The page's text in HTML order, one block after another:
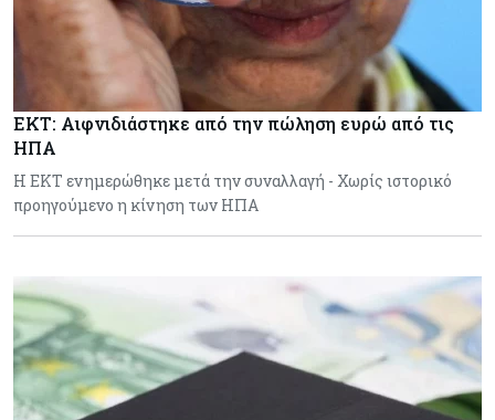
ΕΚΤ: Αιφνιδιάστηκε από την πώληση ευρώ από τις
ΗΠΑ
Η ΕΚΤ ενημερώθηκε μετά την συναλλαγή - Χωρίς ιστορικό
προηγούμενο η κίνηση των ΗΠΑ